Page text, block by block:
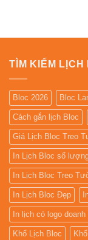
TÌM KIẾM LỊCH
Bloc 2026 Bloc
Cách gắn lịch Bloc
Giá Lịch Bloc Treo
In Lịch Bloc số
In Lịch Bloc Treo
In Lịch Bloc Đẹp
In lịch có logo doanh
Khổ Lịch Bloc